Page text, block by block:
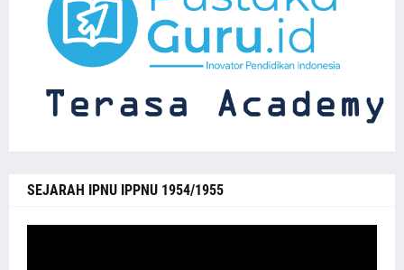
SEJARAH IPNU IPPNU 1954/1955